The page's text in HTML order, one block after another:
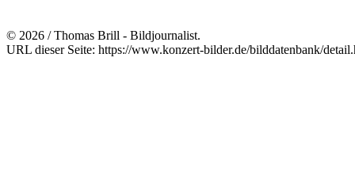
© 2026 / Thomas Brill - Bildjournalist.
URL dieser Seite: https://www.konzert-bilder.de/bilddatenbank/